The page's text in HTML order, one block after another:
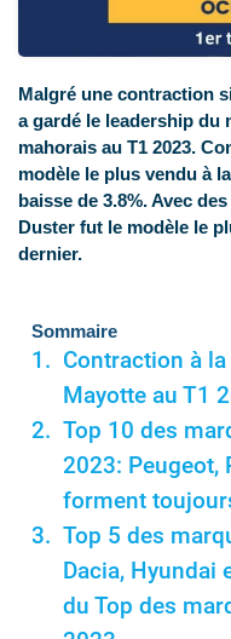
Malgré une contraction
a gardé le leadership du
mahorais au T1 2023.
modèle le plus vendu à
baisse de 3.8%. Avec
Duster fut le modèle le
dernier.
Sommaire
Contraction à
Mayotte au T1
Top 10 des
2023: Peugeot,
forment
Top 5 des
Dacia, Hyundai
du Top des